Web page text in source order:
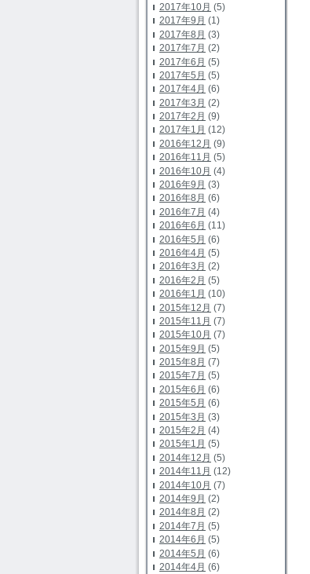
2017年10月 (5)
2017年9月 (1)
2017年8月 (3)
2017年7月 (2)
2017年6月 (5)
2017年5月 (5)
2017年4月 (6)
2017年3月 (2)
2017年2月 (9)
2017年1月 (12)
2016年12月 (9)
2016年11月 (5)
2016年10月 (4)
2016年9月 (3)
2016年8月 (6)
2016年7月 (4)
2016年6月 (11)
2016年5月 (6)
2016年4月 (5)
2016年3月 (2)
2016年2月 (5)
2016年1月 (10)
2015年12月 (7)
2015年11月 (7)
2015年10月 (7)
2015年9月 (5)
2015年8月 (7)
2015年7月 (5)
2015年6月 (6)
2015年5月 (6)
2015年3月 (3)
2015年2月 (4)
2015年1月 (5)
2014年12月 (5)
2014年11月 (12)
2014年10月 (7)
2014年9月 (2)
2014年8月 (2)
2014年7月 (5)
2014年6月 (5)
2014年5月 (6)
2014年4月 (6)